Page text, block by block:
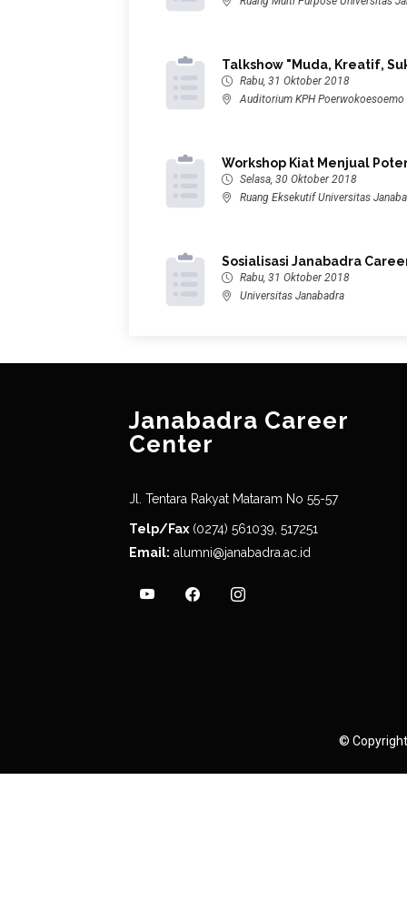
Talkshow "Muda, Kreatif,
Rabu, 31 Oktober 2018
Auditorium KPH
Workshop Kiat Menjual
Selasa, 30 Oktober 2018
Ruang Eksekutif Universitas
Sosialisasi Janabadra
Rabu, 31 Oktober 2018
Universitas Janabadra
Janabadra Career
Center
Jl. Tentara Rakyat Mataram No 55-57
Telp/Fax (0274) 561039, 517251
Email: alumni@janabadra.ac.id
© Copyright